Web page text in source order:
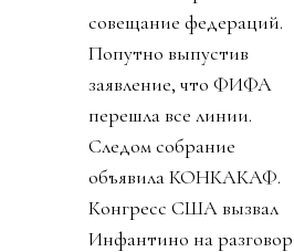
совещание федераций.
Попутно выпустив
заявление, что ФИФА
перешла все линии.
Следом собрание
объявила КОНКАКАФ.
Конгресс США вызвал
Инфантино на разговор